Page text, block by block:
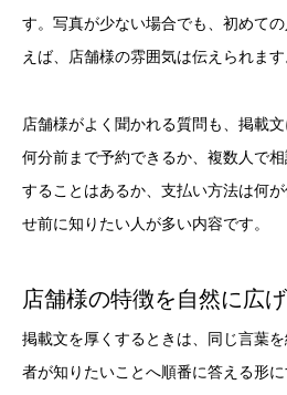
す。写真が少ない場合でも、初めて
えば、店舗様の雰囲気は伝えられます
店舗様がよく聞かれる質問も、掲載
何分前まで予約できるか、複数人で
することはあるか、支払い方法は何
せ前に知りたい人が多い内容です。
店舗様の特徴を自然に広
掲載文を厚くするときは、同じ言葉
者が知りたいことへ順番に答える形